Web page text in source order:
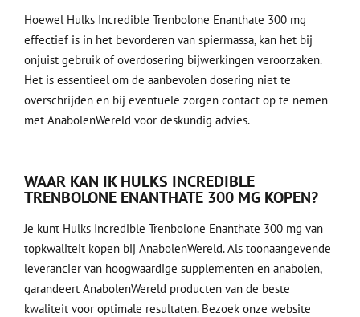
Hoewel Hulks Incredible Trenbolone Enanthate 300 mg
effectief is in het bevorderen van spiermassa, kan het bij
onjuist gebruik of overdosering bijwerkingen veroorzaken.
Het is essentieel om de aanbevolen dosering niet te
overschrijden en bij eventuele zorgen contact op te nemen
met AnabolenWereld voor deskundig advies.
WAAR KAN IK HULKS INCREDIBLE
TRENBOLONE ENANTHATE 300 MG KOPEN?
Je kunt Hulks Incredible Trenbolone Enanthate 300 mg van
topkwaliteit kopen bij AnabolenWereld. Als toonaangevende
leverancier van hoogwaardige supplementen en anabolen,
garandeert AnabolenWereld producten van de beste
kwaliteit voor optimale resultaten. Bezoek onze website